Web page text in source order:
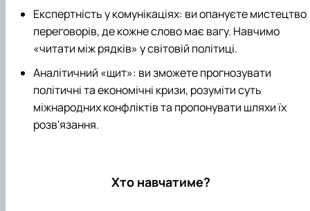
Експертність у комунікаціях: ви опануєте мистецтво
переговорів, де кожне слово має вагу. Навчимо
«читати між рядків» у світовій політиці.
Аналітичний «щит»: ви зможете прогнозувати
політичні та економічні кризи, розуміти суть
міжнародних конфліктів та пропонувати шляхи їх
розв'язання.
Хто навчатиме?